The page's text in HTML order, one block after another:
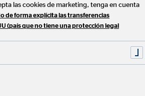
dinero
las cookies de marketing, tenga en cuenta
de forma explícita las transferencias
(país que no tiene una protección legal